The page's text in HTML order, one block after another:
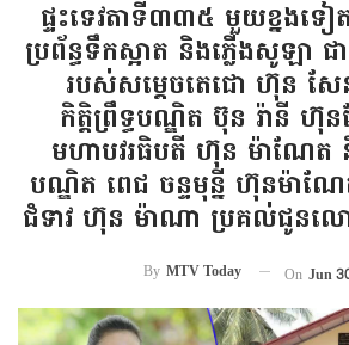
ផ្ទះទេវតាទី៣៣៥ មួយខ្នងទៀ
ប្រព័ន្ធទឹកស្អាត និងភ្លើងសូឡា ជ
របស់សម្តេចតេជោ ហ៊ុន សែ
កិត្តិព្រឹទ្ធបណ្ឌិត ប៊ុន រ៉ានី ហ៊ុ
មហាបវរធិបតី ហ៊ុន ម៉ាណែត
បណ្ឌិត ពេជ ចន្ទមុន្នី ហ៊ុនម៉ាណ
ជំទាវ ហ៊ុន ម៉ាណា ប្រគល់ជូនល
By MTV Today On Jun